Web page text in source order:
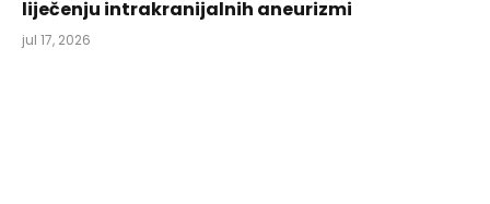
liječenju intrakranijalnih aneurizmi
jul 17, 2026